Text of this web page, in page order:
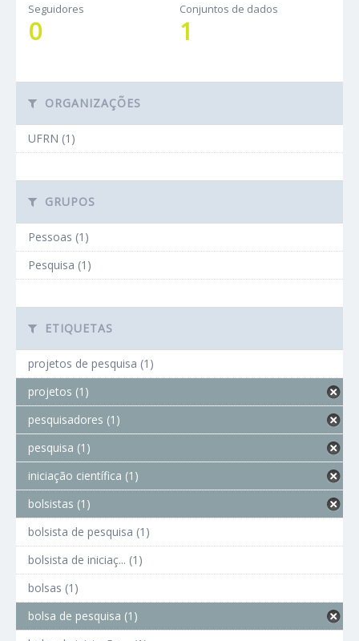
Seguidores
0
Conjuntos de dados
1
ORGANIZAÇÕES
UFRN (1)
GRUPOS
Pessoas (1)
Pesquisa (1)
ETIQUETAS
projetos de pesquisa (1)
projetos (1)
pesquisadores (1)
pesquisa (1)
iniciação científica (1)
bolsistas (1)
bolsista de pesquisa (1)
bolsista de iniciaç... (1)
bolsas (1)
bolsa de pesquisa (1)